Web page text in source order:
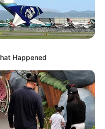
.
pauta
no Brasil...
PIX em tempo real.
e direitos
propostasque podem
Happened